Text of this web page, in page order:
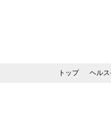
トップ ヘル